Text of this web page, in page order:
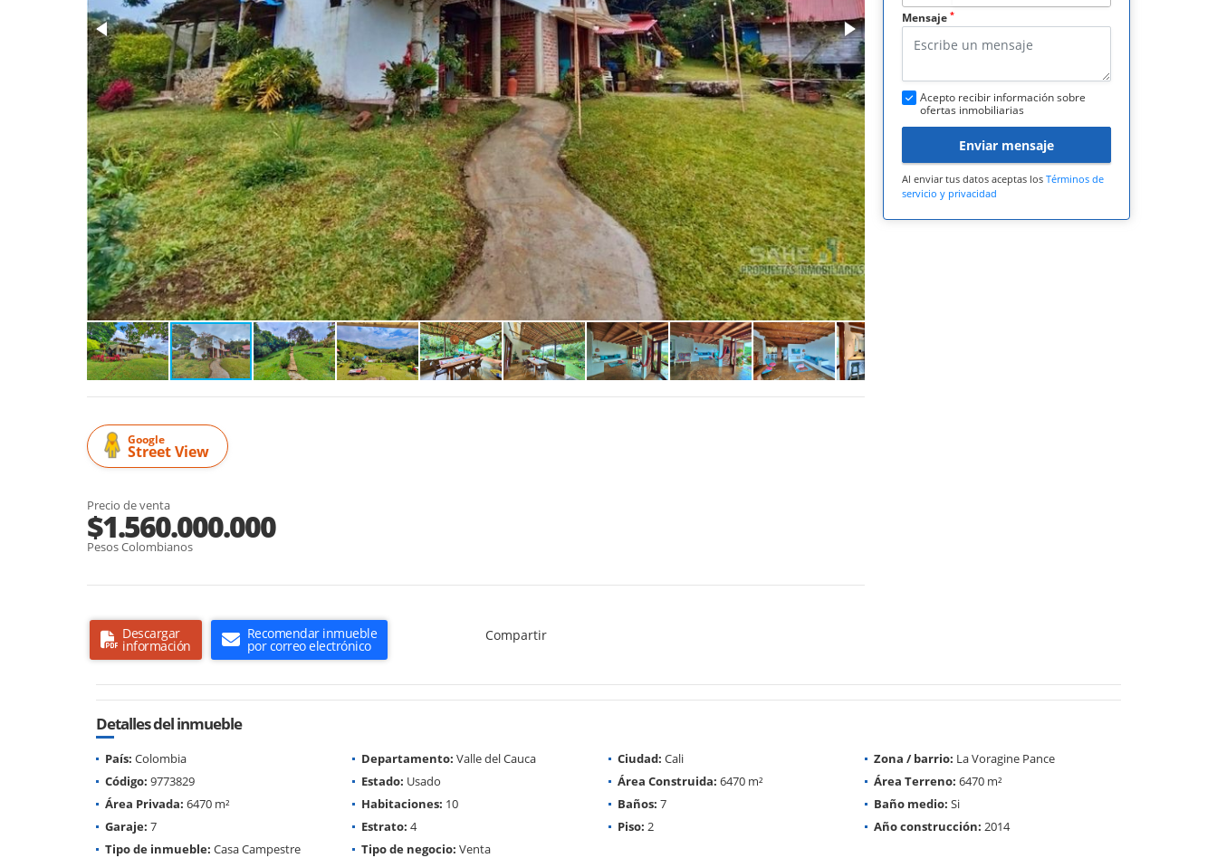
Google
Street View
Precio de venta
$1.560.000.000
Pesos Colombianos
Descargar
información
Recomendar inmueble
por correo electrónico
Compartir
Mensaje *
Acepto recibir información sobre
ofertas inmobiliarias
Enviar mensaje
Al enviar tus datos aceptas los Términos de
servicio y privacidad
Detalles del inmueble
País: Colombia Departamento: Valle del Cauca Ciudad: Cali Zona / barrio: La Voragine Pance
Código: 9773829 Estado: Usado Área Construida: 6470 m² Área Terreno: 6470 m²
Área Privada: 6470 m² Habitaciones: 10 Baños: 7 Baño medio: Si
Garaje: 7 Estrato: 4 Piso: 2 Año construcción: 2014
Tipo de inmueble: Casa Campestre Tipo de negocio: Venta